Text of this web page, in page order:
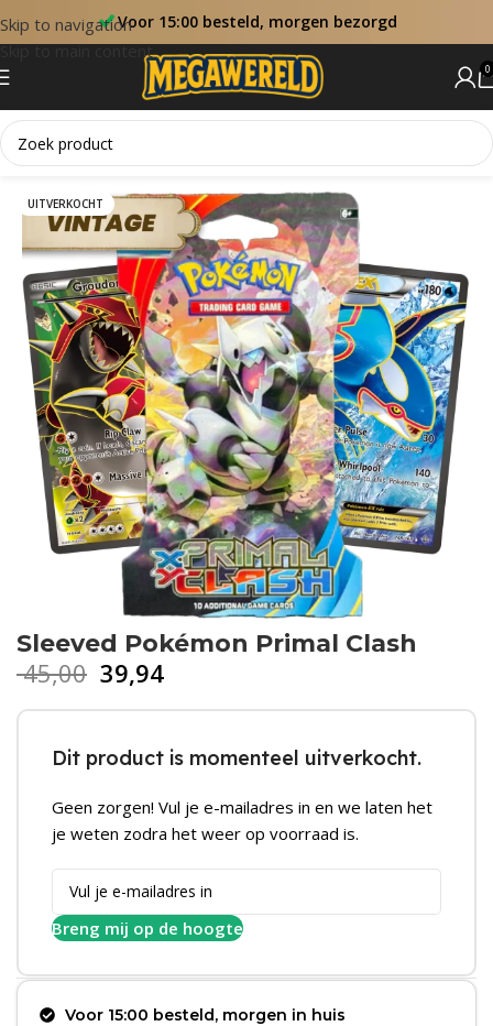
Skip to navigation
Skip to main content
Voor 15:00 besteld, morgen bezorgd
0
Home Booster Packs
UITVERKOCHT
Sleeved Pokémon Primal Clash
45,00 39,94
Dit product is momenteel uitverkocht.
Geen zorgen! Vul je e-mailadres in en we laten het
je weten zodra het weer op voorraad is.
Breng mij op de hoogte
Voor 15:00 besteld, morgen in huis